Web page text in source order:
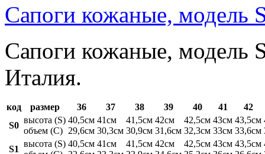
Сапоги кожаные, модель
Сапоги кожаные, модель
Италия.
код размер 36 37 38 39 40 41
42
S0
высота (S)
объем (C)
40,5см
29,6см
41см
30,3см
41,5см
30,9см
42см
31,6см
42,5см
32,3см
43см
33см
43,5см
33,6см
S1
высота (S) 40,5см 41см
41,5см 42см
42,5см 43см 43,5см